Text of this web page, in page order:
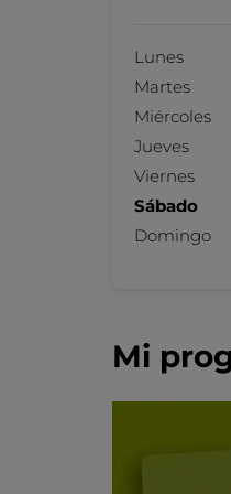
Lunes
Martes
Miércoles
Jueves
Viernes
Sábado
Domingo
Mi